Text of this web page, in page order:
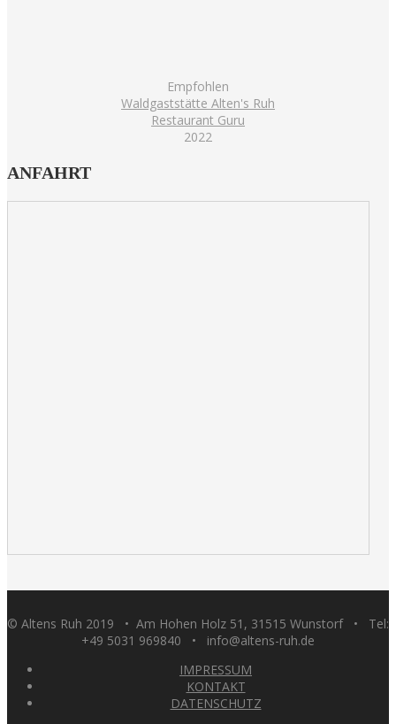
Empfohlen
Waldgaststätte Alten's Ruh
Restaurant Guru
2022
ANFAHRT
© Altens Ruh 2019 • Am Hohen Holz 51, 31515 Wunstorf • Tel:
+49 5031 969840 • info@altens-ruh.de
IMPRESSUM
KONTAKT
DATENSCHUTZ